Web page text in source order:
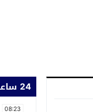
24 ساعة
08:23